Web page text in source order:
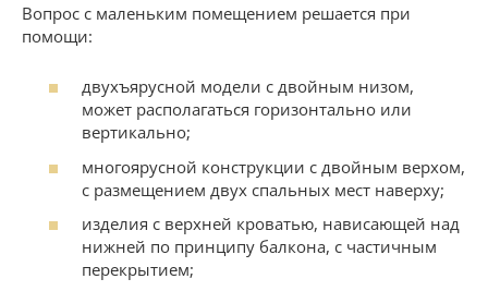
Вопрос с маленьким помещением решается при
помощи:
двухъярусной модели с двойным низом,
может располагаться горизонтально или
вертикально;
многоярусной конструкции с двойным верхом,
с размещением двух спальных мест наверху;
изделия с верхней кроватью, нависающей над
нижней по принципу балкона, с частичным
перекрытием;